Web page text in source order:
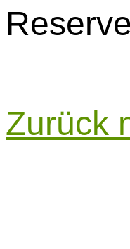
Zurück